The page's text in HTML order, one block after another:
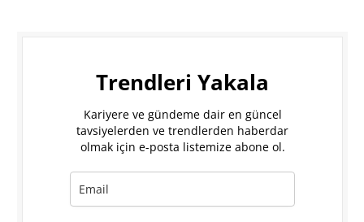
Trendleri Yakala
Kariyere ve gündeme dair en güncel
tavsiyelerden ve trendlerden haberdar
olmak için e-posta listemize abone ol.